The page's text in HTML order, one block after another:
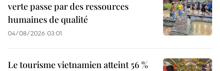
verte passe par des ressources
humaines de qualité
04/08/2026 03:01
Le tourisme vietnamien atteint 56 %